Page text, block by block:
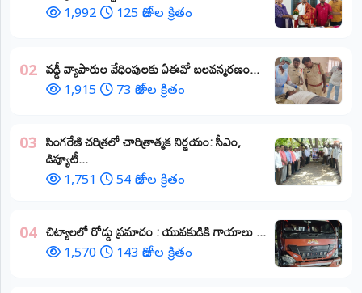
1,992 125 రోజుల క్రితం
02 వడ్డీ వ్యాపారుల వేధింపులకు ఏఈవో బలవన్మరణం...
1,915 73 రోజుల క్రితం
03 ​సింగరేణి చరిత్రలో చారిత్రాత్మక నిర్ణయం: సీఎం,
డిప్యూటీ...
1,751 54 రోజుల క్రితం
04 చిట్యాలలో రోడ్డు ప్రమాదం : యువకుడికి గాయాలు ​...
1,570 143 రోజుల క్రితం